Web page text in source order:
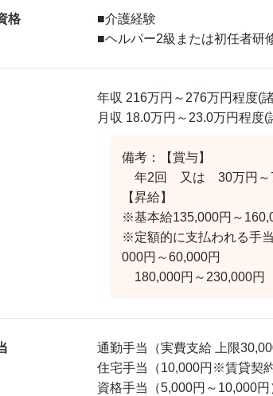
格
■介護経験
■ヘルパー2級または初任者研
年収 216万円～276万円程度(
月収 18.0万円～23.0万円程度(
備考：【賞与】
年2回 又は 30万円～
【昇給】
※基本給135,000円～
※定額的に支払われる手
000円～60,000円
180,000円～230,000円
通勤手当（実費支給 上限
住宅手当（10,000円※賃貸契約
資格手当（5,000円～10,000円